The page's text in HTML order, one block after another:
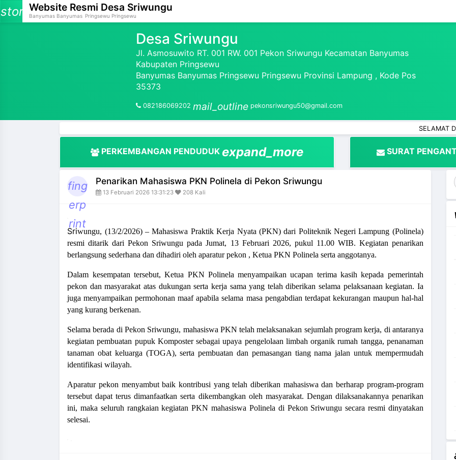
storageWebsite Resmi Desa Sriwungu
Banyumas Banyumas Pringsewu Pringsewu
Desa Sriwungu
Jl. Asmosuwito RT. 001 RW. 001 Pekon Sriwungu Kecamatan Banyumas
Kabupaten Pringsewu
Banyumas Banyumas Pringsewu Pringsewu Provinsi Lampung , Kode Pos
35373
082186069202 mail_outline pekonsriwungu50@gmail.com
SELAMAT DATANG DI
PERKEMBANGAN PENDUDUK expand_more SURAT
fing
erp
rint
Penarikan Mahasiswa PKN Polinela di Pekon Sriwungu
13 Februari 2026 13:31:23 208 Kali
Sriwungu, (13/2/2026) – Mahasiswa Praktik Kerja Nyata (PKN) dari Politeknik Negeri Lampung (Polinela)
resmi ditarik dari Pekon Sriwungu pada Jumat, 13 Februari 2026, pukul 11.00 WIB. Kegiatan penarikan
berlangsung sederhana dan dihadiri oleh aparatur pekon , Ketua PKN Polinela serta anggotanya.
Dalam kesempatan tersebut, Ketua PKN Polinela menyampaikan ucapan terima kasih kepada pemerintah
pekon dan masyarakat atas dukungan serta kerja sama yang telah diberikan selama pelaksanaan kegiatan. Ia
juga menyampaikan permohonan maaf apabila selama masa pengabdian terdapat kekurangan maupun hal-hal
yang kurang berkenan.
Selama berada di Pekon Sriwungu, mahasiswa PKN telah melaksanakan sejumlah program kerja, di antaranya
kegiatan pembuatan pupuk Komposter sebagai upaya pengelolaan limbah organik rumah tangga, penanaman
tanaman obat keluarga (TOGA), serta pembuatan dan pemasangan tiang nama jalan untuk mempermudah
identifikasi wilayah.
Aparatur pekon menyambut baik kontribusi yang telah diberikan mahasiswa dan berharap program-program
tersebut dapat terus dimanfaatkan serta dikembangkan oleh masyarakat. Dengan dilaksanakannya penarikan
ini, maka seluruh rangkaian kegiatan PKN mahasiswa Polinela di Pekon Sriwungu secara resmi dinyatakan
selesai.